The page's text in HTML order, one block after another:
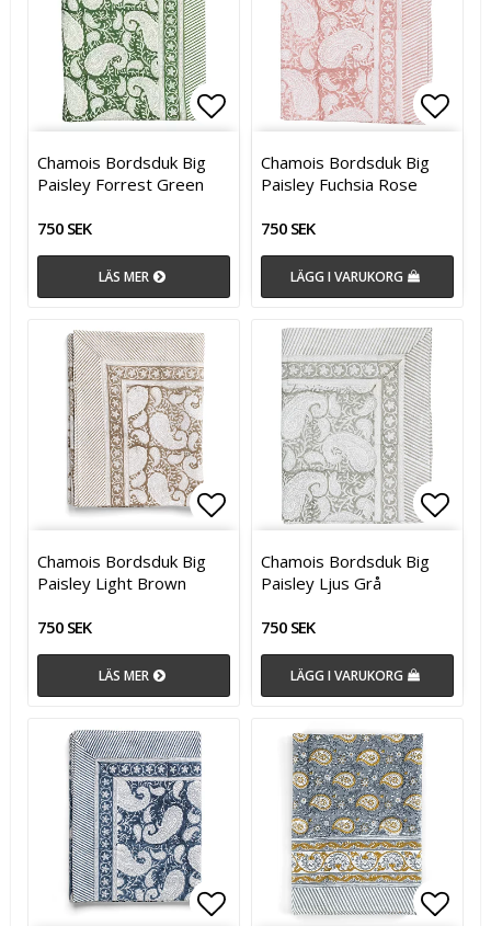
Lägg till i favoritlistan
Chamois Bordsduk Big
Paisley Forrest Green
750 SEK
LÄS MER
Chamois Bordsduk Big
Paisley Fuchsia Rose
750 SEK
LÄGG I VARUKORG
Lägg till i favoritlistan
Chamois Bordsduk Big
Paisley Light Brown
750 SEK
LÄS MER
Chamois Bordsduk Big
Paisley Ljus Grå
750 SEK
LÄGG I VARUKORG